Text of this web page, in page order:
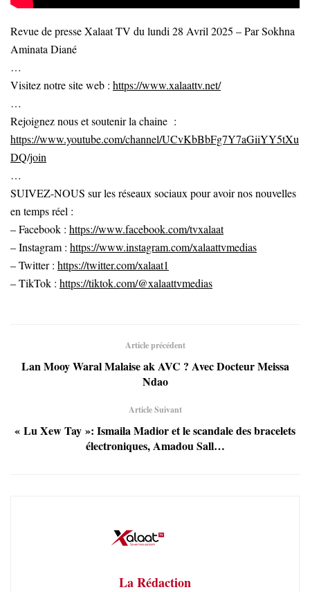
Revue de presse Xalaat TV du lundi 28 Avril 2025 – Par Sokhna
Aminata Diané
…
Visitez notre site web : https://www.xalaattv.net/
…
Rejoignez nous et soutenir la chaine :
https://www.youtube.com/channel/UCvKbBbFg7Y7aGiiYY5tXu
DQ/join
…
SUIVEZ-NOUS sur les réseaux sociaux pour avoir nos nouvelles
en temps réel :
– Facebook : https://www.facebook.com/tvxalaat
– Instagram : https://www.instagram.com/xalaattvmedias
– Twitter : https://twitter.com/xalaat1
– TikTok : https://tiktok.com/@xalaattvmedias
Article précédent
Lan Mooy Waral Malaise ak AVC ? Avec Docteur Meissa
Ndao
Article Suivant
« Lu Xew Tay »: Ismaila Madior et le scandale des bracelets
électroniques, Amadou Sall…
La Rédaction